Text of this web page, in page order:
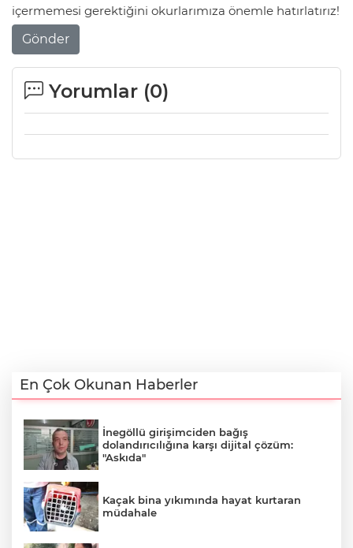
içermemesi gerektiğini okurlarımıza önemle hatırlatırız!
Gönder
Yorumlar (0)
En Çok Okunan Haberler
İnegöllü girişimciden bağış
dolandırıcılığına karşı dijital çözüm:
"Askıda"
Kaçak bina yıkımında hayat kurtaran
müdahale